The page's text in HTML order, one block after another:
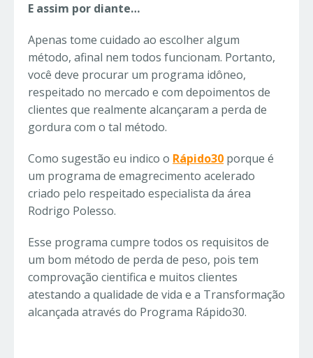
E assim por diante…
Apenas tome cuidado ao escolher algum
método, afinal nem todos funcionam. Portanto,
você deve procurar um programa idôneo,
respeitado no mercado e com depoimentos de
clientes que realmente alcançaram a perda de
gordura com o tal método.
Como sugestão eu indico o Rápido30 porque é
um programa de emagrecimento acelerado
criado pelo respeitado especialista da área
Rodrigo Polesso.
Esse programa cumpre todos os requisitos de
um bom método de perda de peso, pois tem
comprovação cientifica e muitos clientes
atestando a qualidade de vida e a Transformação
alcançada através do Programa Rápido30.